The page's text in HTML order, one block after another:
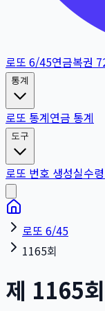
로또 6/45연금복권
통계
로또 통계연금 통계
도구
로또 번호 생성실수
로또 6/45
1165회
제 1165회